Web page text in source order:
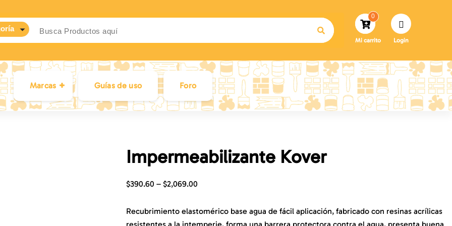
0
Mi carrito Login
Marcas Guías de uso Foro
Impermeabilizante Kover
$390.60 –$2,069.00
Recubrimiento elastomérico base agua de fácil aplicación, fabricado con resinas acrílicas